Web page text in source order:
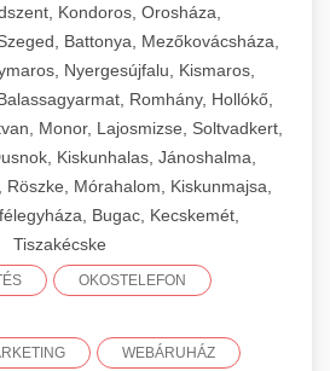
Kondoros, Orosháza,
Battonya, Mezőkovácsháza,
Nyergesújfalu, Kismaros,
Romhány, Hollókő,
Monor, Lajosmizse, Soltvadkert,
Kiskunhalas, Jánoshalma,
Mórahalom, Kiskunmajsa,
Bugac, Kecskemét,
Tiszakécske
OKOSTELEFON
WEBÁRUHÁZ